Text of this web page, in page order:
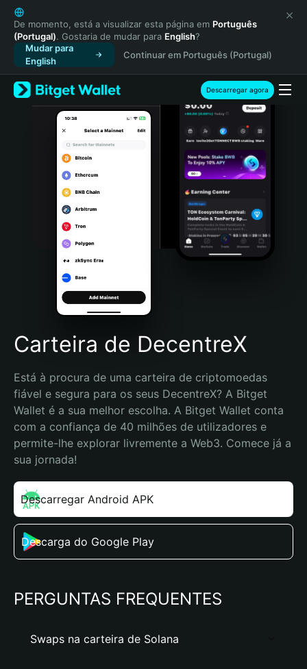
English
日本語
Tiếng Việt
Русский
Español (Latinoamérica)
Türkçe
Italiano
Português (Portugal)
Bahasa Indonesia
Português (Brasil)
Español (Argentina)
De momento, está a visualizar esta página em Português
(Portugal). Gostaria de mudar para English?
Mudar para
English
Continuar em Português (Portugal)
Descarregar agora
Carteira de DecentreX
Está à procura de uma carteira de criptomoedas
fiável e segura para os seus DecentreX? A Bitget
Wallet é a sua melhor escolha. A Bitget Wallet conta
com a confiança de 40 milhões de utilizadores e
permite-lhe explorar livremente a Web3. Comece já a
sua jornada!
Descarregar Android APK
Descarga do Google Play
PERGUNTAS FREQUENTES
Swaps na carteira de Solana